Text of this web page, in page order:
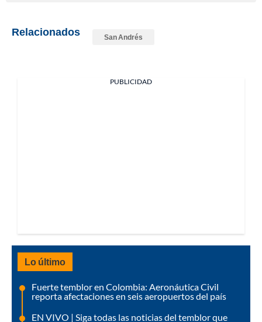
Relacionados San Andrés
PUBLICIDAD
Lo último
Fuerte temblor en Colombia: Aeronáutica Civil
reporta afectaciones en seis aeropuertos del país
EN VIVO | Siga todas las noticias del temblor que